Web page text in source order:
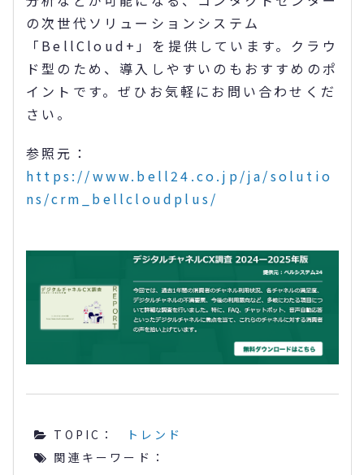
の次世代ソリューションシステム
「BellCloud+」を提供しています。クラウ
ド型のため、導入しやすいのもおすすめのポ
イントです。ぜひお気軽にお問い合わせくだ
さい。
参照元：
https://www.bell24.co.jp/ja/solutio
ns/crm_bellcloudplus/
TOPIC：
トレンド
関連キーワード：